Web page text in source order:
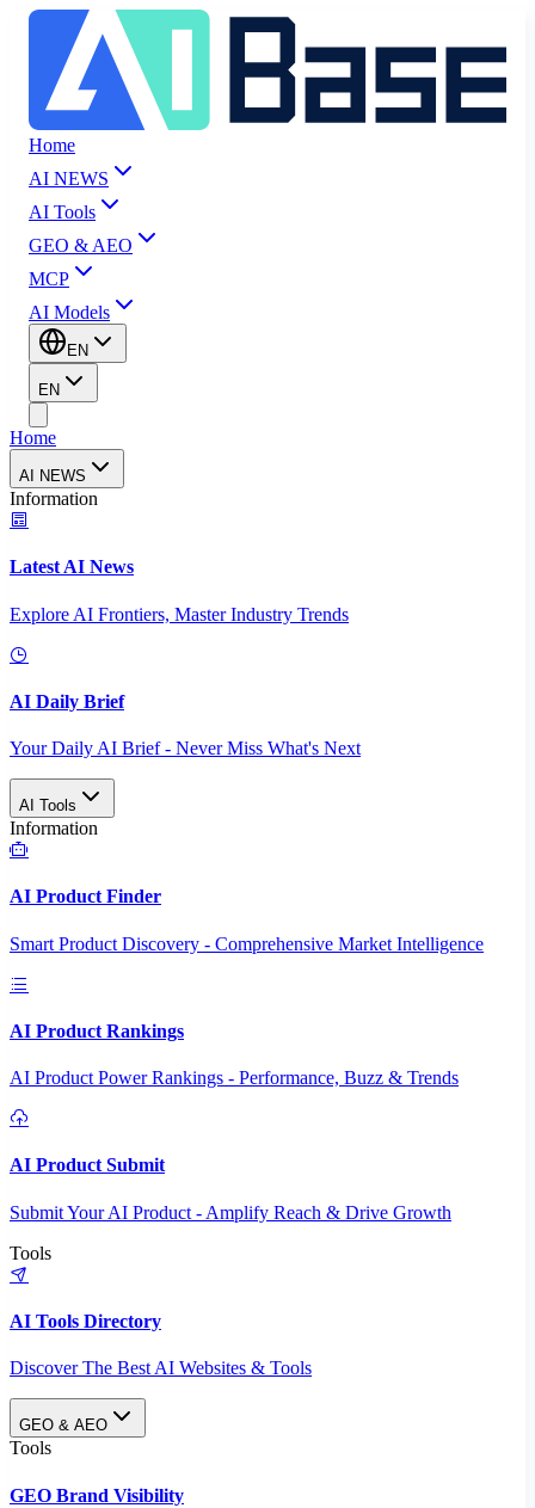
Home
AI NEWS
AI Tools
GEO & AEO
MCP
AI Models
EN
EN
Home
AI NEWS
Information
Latest AI News
Explore AI Frontiers, Master Industry Trends
AI Daily Brief
Your Daily AI Brief - Never Miss What's Next
AI Tools
Information
AI Product Finder
Smart Product Discovery - Comprehensive Market Intelligence
AI Product Rankings
AI Product Power Rankings - Performance, Buzz & Trends
AI Product Submit
Submit Your AI Product - Amplify Reach & Drive Growth
Tools
AI Tools Directory
Discover The Best AI Websites & Tools
GEO & AEO
Tools
GEO Brand Visibility